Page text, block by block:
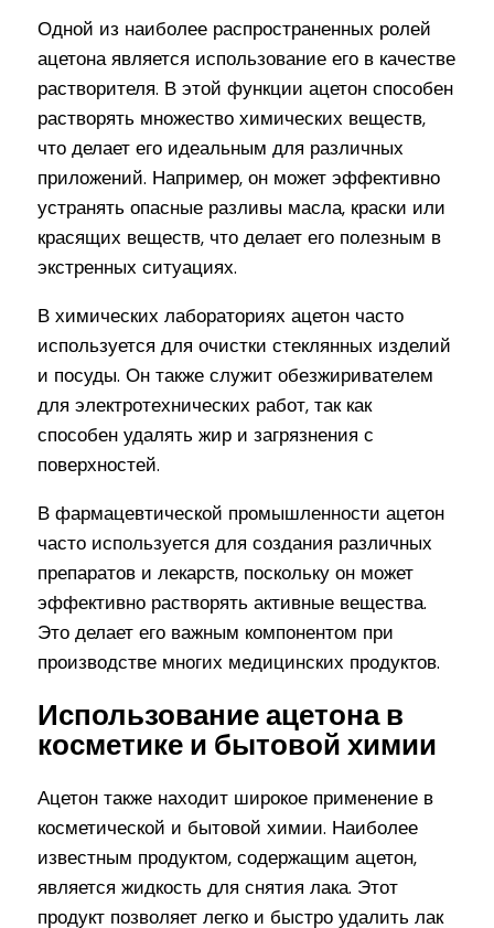
Одной из наиболее распространенных ролей
ацетона является использование его в качестве
растворителя. В этой функции ацетон способен
растворять множество химических веществ,
что делает его идеальным для различных
приложений. Например, он может эффективно
устранять опасные разливы масла, краски или
красящих веществ, что делает его полезным в
экстренных ситуациях.
В химических лабораториях ацетон часто
используется для очистки стеклянных изделий
и посуды. Он также служит обезжиривателем
для электротехнических работ, так как
способен удалять жир и загрязнения с
поверхностей.
В фармацевтической промышленности ацетон
часто используется для создания различных
препаратов и лекарств, поскольку он может
эффективно растворять активные вещества.
Это делает его важным компонентом при
производстве многих медицинских продуктов.
Использование ацетона в
косметике и бытовой химии
Ацетон также находит широкое применение в
косметической и бытовой химии. Наиболее
известным продуктом, содержащим ацетон,
является жидкость для снятия лака. Этот
продукт позволяет легко и быстро удалить лак